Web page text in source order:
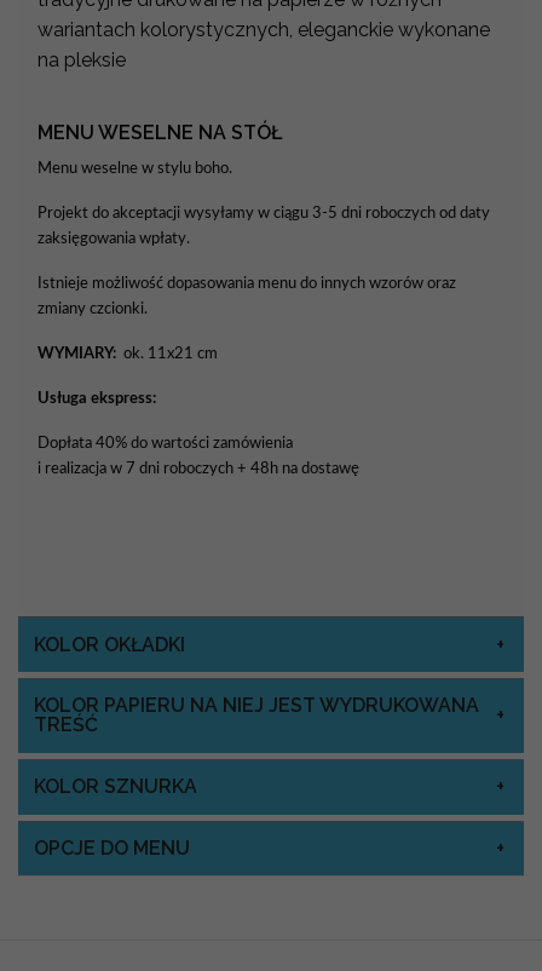
wariantach kolorystycznych, eleganckie wykonane
na pleksie
MENU WESELNE NA STÓŁ
Menu weselne w stylu boho.
Projekt do akceptacji wysyłamy w ciągu 3-5 dni roboczych od daty
zaksięgowania wpłaty.
Istnieje możliwość dopasowania menu do innych wzorów oraz
zmiany czcionki.
WYMIARY: ok. 11x21 cm
Usługa ekspress:
Dopłata 40% do wartości zamówienia
i realizacja w 7 dni roboczych + 48h na dostawę
KOLOR OKŁADKI
KOLOR PAPIERU NA NIEJ JEST WYDRUKOWANA
TREŚĆ
KOLOR SZNURKA
OPCJE DO MENU